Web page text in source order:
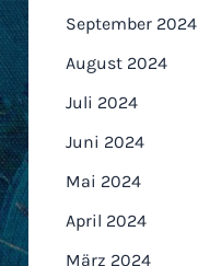
September 2024
August 2024
Juli 2024
Juni 2024
Mai 2024
April 2024
März 2024